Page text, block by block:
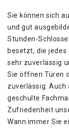
Sie können sich
und gut
Stunden-
besetzt, die jedes
sehr zuverlässig
Sie öffnen Türen
zuverlässig. Auch
geschulte
Zufriedenheit
Wann immer Sie